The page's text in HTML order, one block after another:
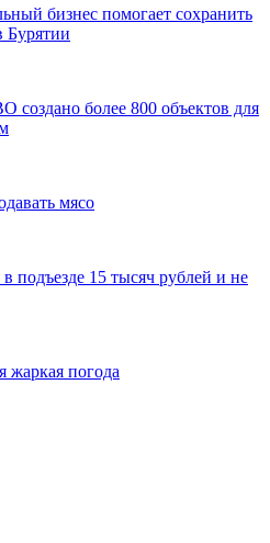
бизнес помогает сохранить
Бурятии
создано более 800 объектов для
мясо
подъезде 15 тысяч рублей и не
жаркая погода